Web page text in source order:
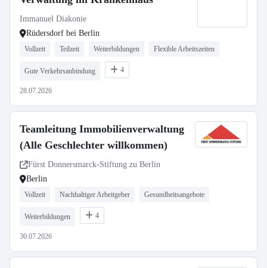
Immanuel Diakonie
Rüdersdorf bei Berlin
Vollzeit Teilzeit Weiterbildungen Flexible Arbeitszeiten
Gute Verkehrsanbindung 4
28.07.2026
Teamleitung Immobilienverwaltung
(Alle Geschlechter willkommen)
Fürst Donnersmarck-Stiftung zu Berlin
Berlin
Vollzeit Nachhaltiger Arbeitgeber Gesundheitsangebote
Weiterbildungen 4
30.07.2026